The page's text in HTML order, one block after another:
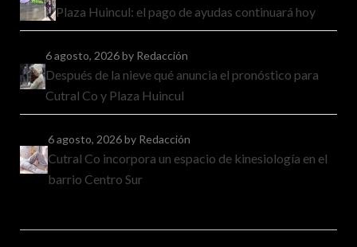
Plaza Huincul: el pago de ayudas continuará hoy
6 agosto, 2026by Redacción
Después de la nieve qué anuncia el pronóstico para
Cutral Co y Plaza Huincul
6 agosto, 2026by Redacción
Cutral Co incorpora un espacio de kinesiología en el
barrio Centro Sur